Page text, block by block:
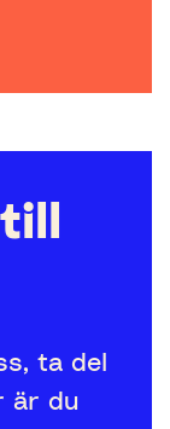
ta del
är du